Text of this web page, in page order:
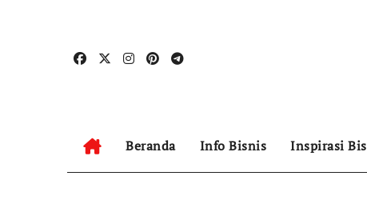
Beranda Info Bisnis Inspirasi